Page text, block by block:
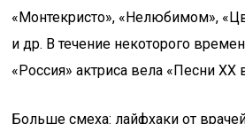
«Монтекристо», «Нелюбимом»,
и др. В течение некоторого
«Россия» актриса вела «Песни XX
Больше смеха: лайфхаки от